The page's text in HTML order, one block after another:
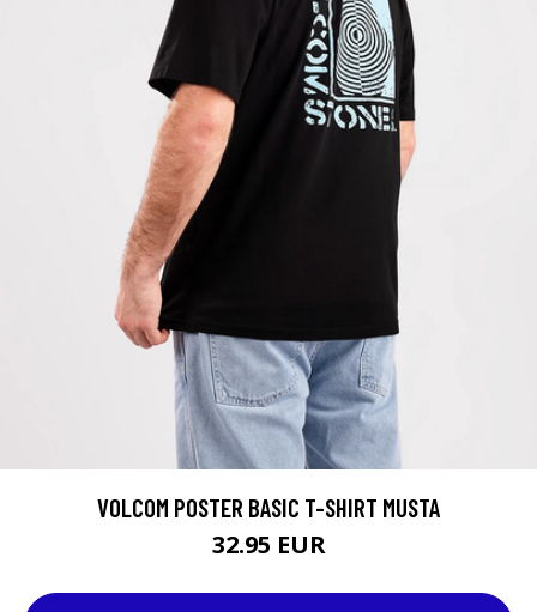
VOLCOM POSTER BASIC T-SHIRT MUSTA
32.95 EUR